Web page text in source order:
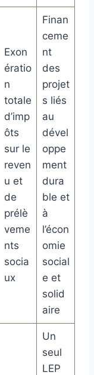
Exon
ératio
n
totale
d’imp
ôts
sur le
reven
u et
de
prélè
veme
nts
socia
ux
Finan
ceme
nt
des
projet
s liés
au
dével
oppe
ment
dura
ble et
à
l’écon
omie
social
e et
solid
aire
Un
seul
LEP